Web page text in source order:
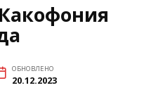
ОБНОВЛЕНО
20.12.2023